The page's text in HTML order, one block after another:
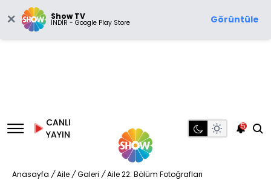
Show TV
İNDİR - Google Play Store Görüntüle
CANLI
YAYIN
5
Anasayfa / Aile / Galeri / Aile 22. Bölüm Fotoğrafları